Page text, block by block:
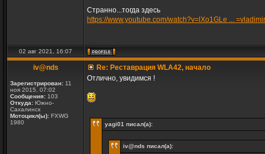
Странно...тогда здесь
https://www.youtube.com/watch?v=lXo1GLe ...
02 авг 2021, 16:07
iv@nds
Зарегистрирован: 11
ноя 2015, 07:02
Сообщения: 103
Откуда: Южно-
Сахалинск
Мотоцикл(ы): FXWG
1980
Re: Реставрация WLA42, начало
Отлично, увидимся !
yagi01 писал(а):
iv@nds писал(а):